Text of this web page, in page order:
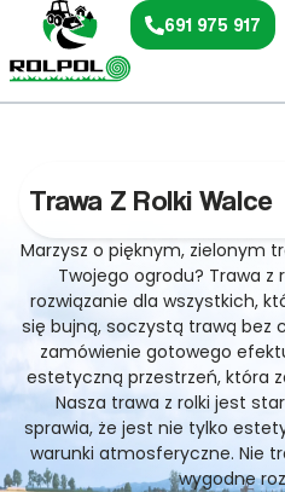
691 975 917
Trawa Z Rolki Walce
Marzysz o pięknym, zielonym
Twojego ogrodu? Trawa z
rozwiązanie dla wszystkich,
się bujną, soczystą trawą bez
zamówienie gotowego
estetyczną przestrzeń, która
Nasza trawa z rolki jest
sprawia, że jest nie tylko
warunki atmosferyczne. Nie
wygodne